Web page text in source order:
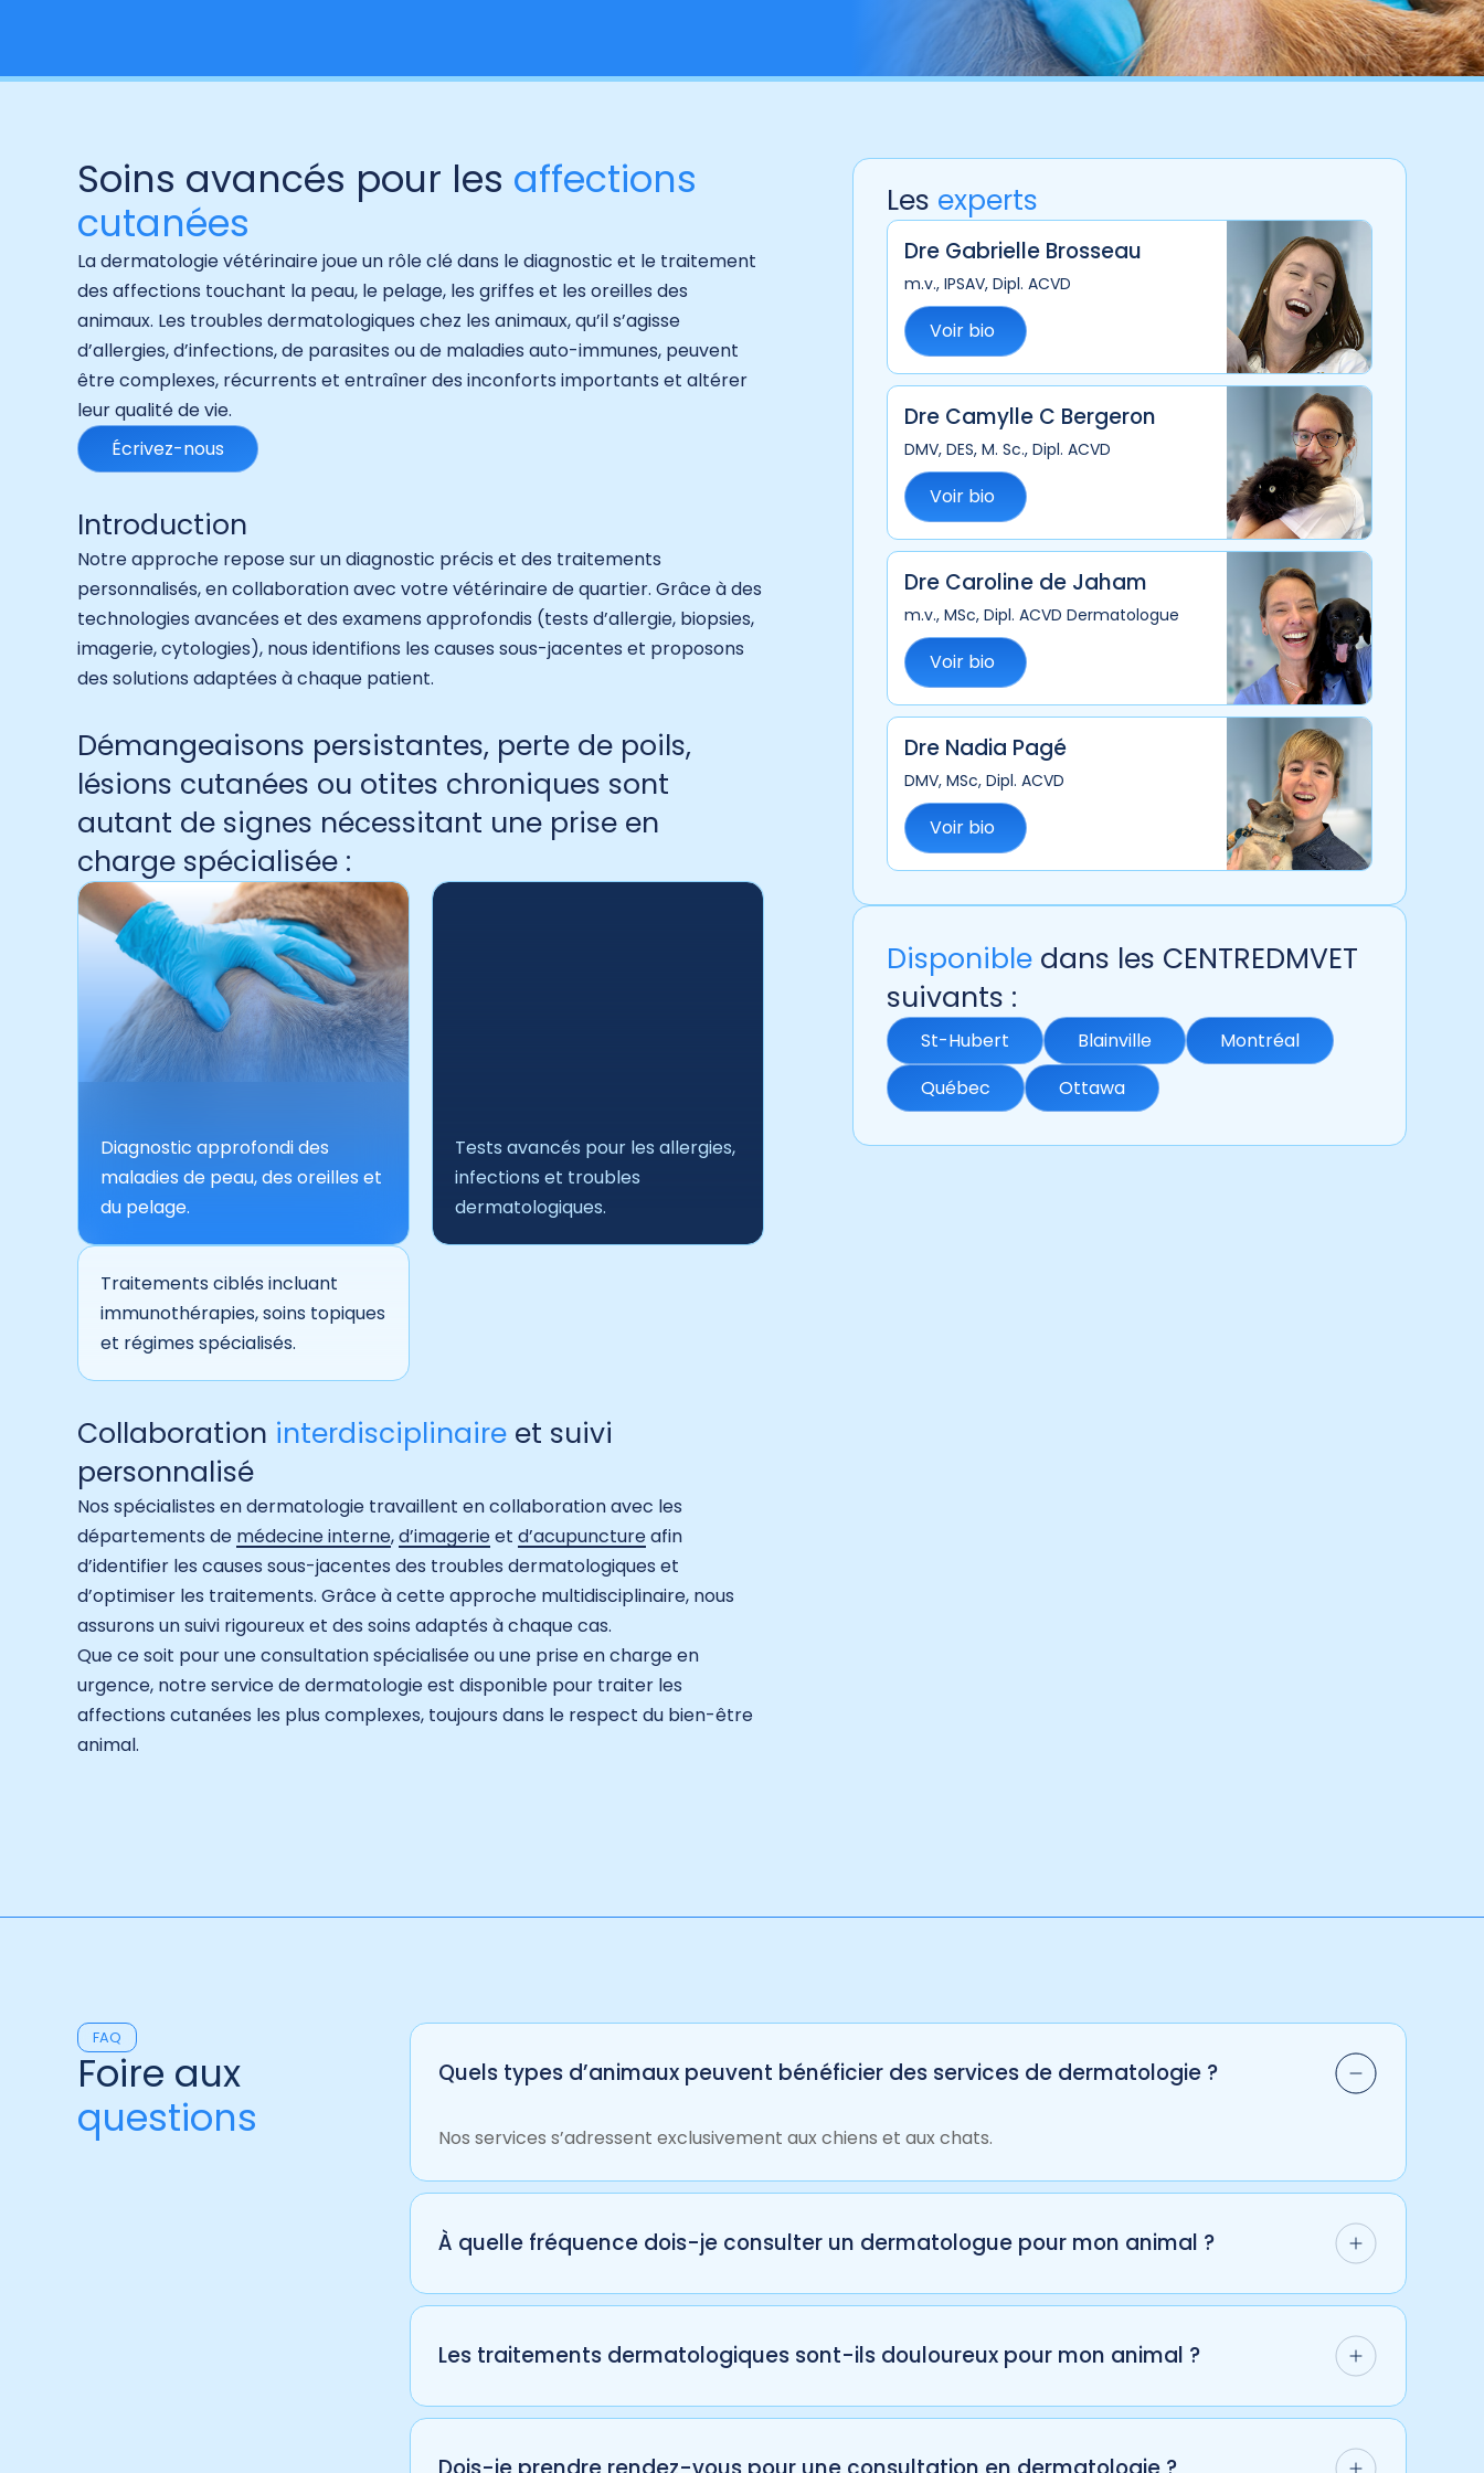
Hit enter to search or ESC to close
Soins avancés pour les affections
cutanées
La dermatologie vétérinaire joue un rôle clé dans le diagnostic et le traitement
des affections touchant la peau, le pelage, les griffes et les oreilles des
animaux. Les troubles dermatologiques chez les animaux, qu’il s’agisse
d’allergies, d’infections, de parasites ou de maladies auto-immunes, peuvent
être complexes, récurrents et entraîner des inconforts importants et altérer
leur qualité de vie.
Écrivez-nous
Introduction
Notre approche repose sur un diagnostic précis et des traitements
personnalisés, en collaboration avec votre vétérinaire de quartier. Grâce à des
technologies avancées et des examens approfondis (tests d’allergie, biopsies,
imagerie, cytologies), nous identifions les causes sous-jacentes et proposons
des solutions adaptées à chaque patient.
Démangeaisons persistantes, perte de poils,
lésions cutanées ou otites chroniques sont
autant de signes nécessitant une prise en
charge spécialisée :
Diagnostic approfondi des
maladies de peau, des oreilles et
du pelage.
Tests avancés pour les allergies,
infections et troubles
dermatologiques.
Traitements ciblés incluant
immunothérapies, soins topiques
et régimes spécialisés.
Collaboration interdisciplinaire et suivi
personnalisé
Nos spécialistes en dermatologie travaillent en collaboration avec les
départements de médecine interne,d’imagerieet d’acupunctureafin
d’identifier les causes sous-jacentes des troubles dermatologiques et
d’optimiser les traitements. Grâce à cette approche multidisciplinaire, nous
assurons un suivi rigoureux et des soins adaptés à chaque cas.
Que ce soit pour une consultation spécialisée ou une prise en charge en
urgence, notre service de dermatologie est disponible pour traiter les
affections cutanées les plus complexes, toujours dans le respect du bien-être
animal.
Les experts
Dre Gabrielle Brosseau
m.v., IPSAV, Dipl. ACVD
Voir bio
Dre Camylle C Bergeron
DMV, DES, M. Sc., Dipl. ACVD
Voir bio
Dre Caroline de Jaham
m.v., MSc, Dipl. ACVD Dermatologue
Voir bio
Dre Nadia Pagé
DMV, MSc, Dipl. ACVD
Voir bio
Disponible dans les CENTREDMVET
suivants :
St-Hubert Blainville
Montréal
Québec
Ottawa
FAQ
Foire aux
questions
Quels types d’animaux peuvent bénéficier des services de dermatologie ?
Nos services s’adressent exclusivement aux chiens et aux chats.
À quelle fréquence dois-je consulter un dermatologue pour mon animal ?
La fréquence dépend de la gravité de l’affection. Certains cas nécessitent un suivi mensuel, tandis que
Les traitements dermatologiques sont-ils douloureux pour mon animal ?
La plupart des procédures, comme les grattages cutanés ou les biopsies, sont indolores ou réalisées sous